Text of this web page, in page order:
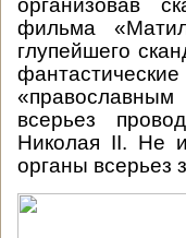
организовав
фильма
глупейшего
всерьез
Николая II. Не
органы